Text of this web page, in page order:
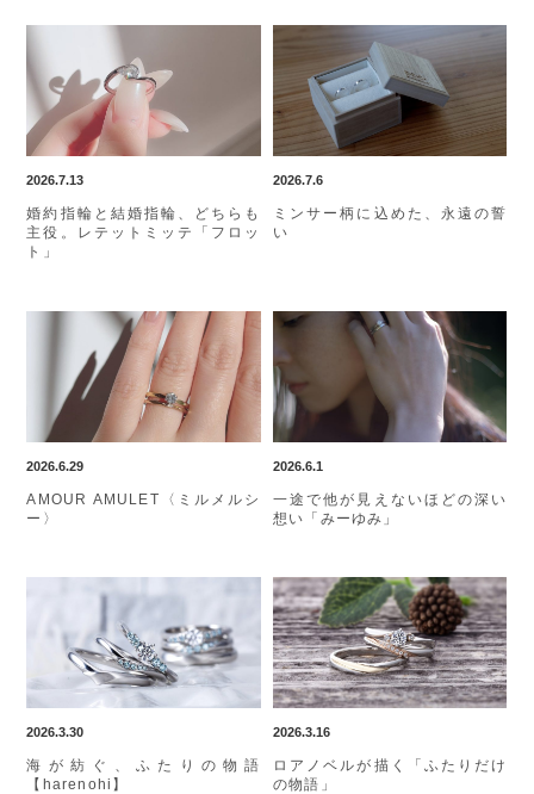
2026.7.13
婚約指輪と結婚指輪、どちらも
主役。レテットミッテ「フロッ
ト」
2026.7.6
ミンサー柄に込めた、永遠の誓
い
2026.6.29
AMOUR AMULET〈ミルメルシ
ー〉
2026.6.1
一途で他が見えないほどの深い
想い「みーゆみ」
2026.3.30
海が紡ぐ、ふたりの物語
【harenohi】
2026.3.16
ロアノベルが描く「ふたりだけ
の物語」